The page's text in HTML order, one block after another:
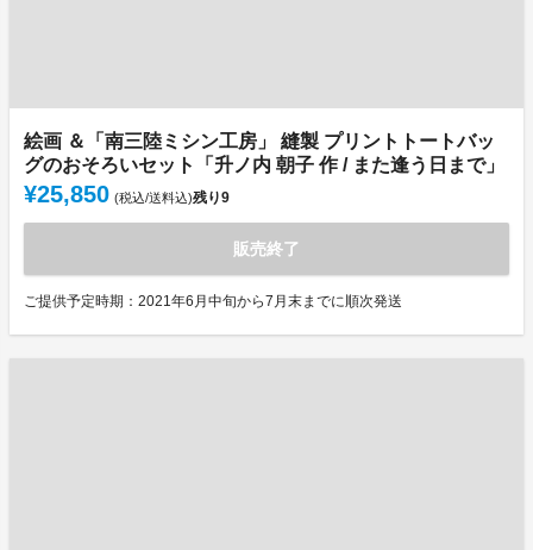
絵画 ＆「南三陸ミシン工房」 縫製 プリントトートバッ
グのおそろいセット「升ノ内 朝子 作 / また逢う日まで」
¥25,850 (税込/送料込)残り9
販売終了
ご提供予定時期：2021年6月中旬から7月末までに順次発送